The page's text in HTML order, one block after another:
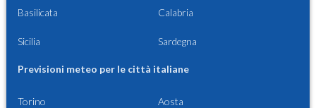
Basilicata Calabria
Sicilia Sardegna
Previsioni meteo per le città italiane
Torino Aosta